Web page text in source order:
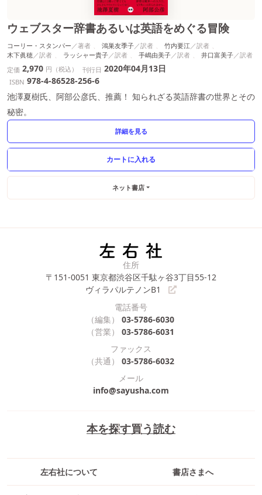
ウェブスター辞書あるいは英語をめぐる冒険
コーリー・スタンパー 鴻巣友季子
竹内要江
木下眞穂
ラッシャー貴子 手嶋由美子
井口富美子
定価 2,970 円（税込） 刊行日 2020年04月13日
ISBN 978-4-86528-256-6
池澤夏樹氏、阿部公彦氏、推薦！ 知られざる英語辞書の世界とその
秘密。
詳細を見る
ネット書店
本を探す買う読む
左右社について 書店さまへ
住所
〒151-0051 東京都渋谷区千駄ヶ谷3丁目55-12
ヴィラパルテノンB1
電話番号
（編集）
03-5786-6030
（営業）
03-5786-6031
ファックス
（共通）
03-5786-6032
メール
info@sayusha.com